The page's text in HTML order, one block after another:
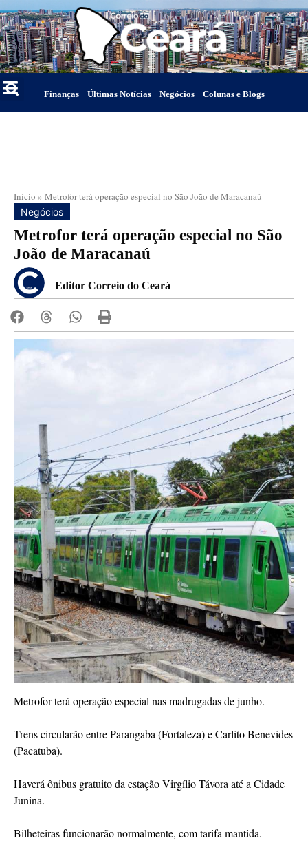
Finanças Últimas Notícias Negócios Colunas e Blogs
Início » Metrofor terá operação especial no São João de Maracanaú
Negócios
Metrofor terá operação especial no São
João de Maracanaú
Editor Correio do Ceará
Metrofor terá operação especial nas madrugadas de junho.
Trens circularão entre Parangaba (Fortaleza) e Carlito Benevides
(Pacatuba).
Haverá ônibus gratuito da estação Virgílio Távora até a Cidade
Junina.
Bilheteiras funcionarão normalmente, com tarifa mantida.